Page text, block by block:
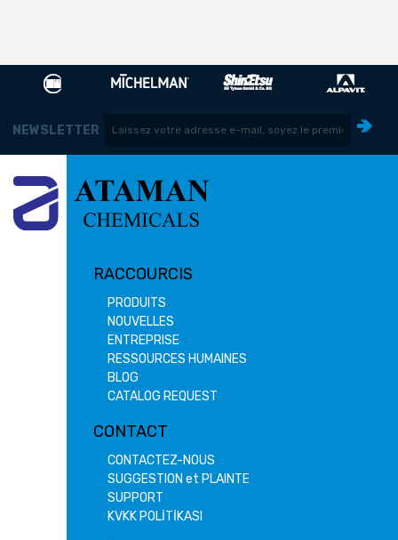
NEWSLETTER
RACCOURCIS
PRODUITS
NOUVELLES
ENTREPRISE
RESSOURCES HUMAINES
BLOG
CATALOG REQUEST
CONTACT
CONTACTEZ-NOUS
SUGGESTION et PLAINTE
SUPPORT
KVKK POLİTİKASI